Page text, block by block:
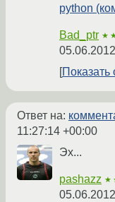
python
Bad_ptr
Показать
Ответ на:
11:27:14 +00:00
Эх...
pashazz